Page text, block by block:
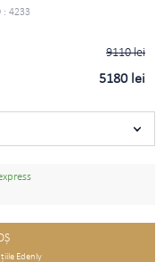
: 4233
9110 lei
5180 lei
Edenly